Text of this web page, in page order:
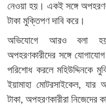
নেওয়া হয়। একই সঙ্গে
টাকা মুক্তিপণ দাবি করে।
অভিযোগে আরও বলা হয়,
অপহরণকারীদের সঙ্গে
পরিশোধ করলে মহিউদ্দিনকে
ইয়ামাহা মোটরসাইকেল,
টাকা, অপহরণকারীরা নিজেদের